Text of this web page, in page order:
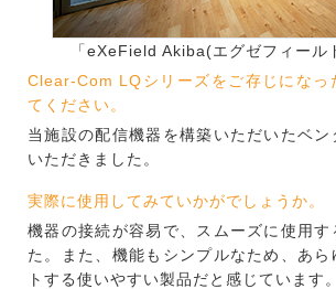
「eXeField Akiba(エグゼフィール
Clear-Com LQシリーズをご存じになっ
てください。
当施設の配信機器を構築いただいたベン
いただきました。
実際に使用してみていかがでしょうか。
機器の接続が容易で、スムーズに使用す
た。また、機能もシンプルなため、あら
トする使いやすい製品だと感じています。